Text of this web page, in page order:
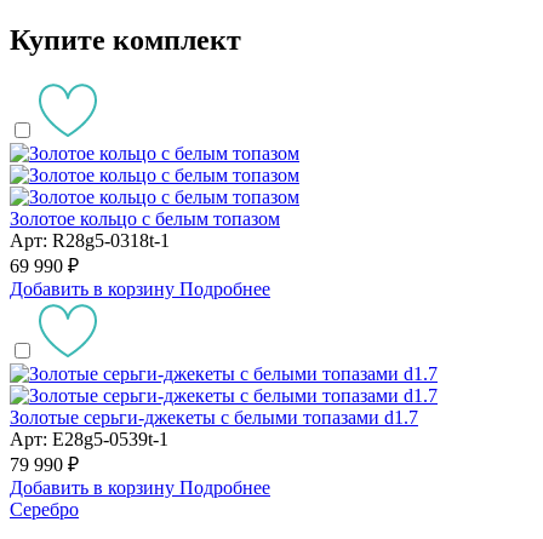
Купите комплект
Золотое кольцо с белым топазом
Арт: R28g5-0318t-1
69 990 ₽
Добавить в корзину Подробнее
Золотые серьги-джекеты с белыми топазами d1.7
Арт: E28g5-0539t-1
79 990 ₽
Добавить в корзину Подробнее
Серебро